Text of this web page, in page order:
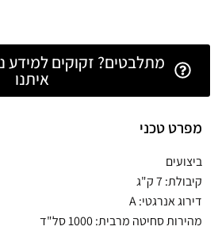
מתלבטים? זקוקים למידע
איתנו
מפרט טכני
ביצועים
קיבולת: 7 ק"ג
דירוג אנרגטי: A
מהירות סחיטה מרבית: 1000 סל"ד